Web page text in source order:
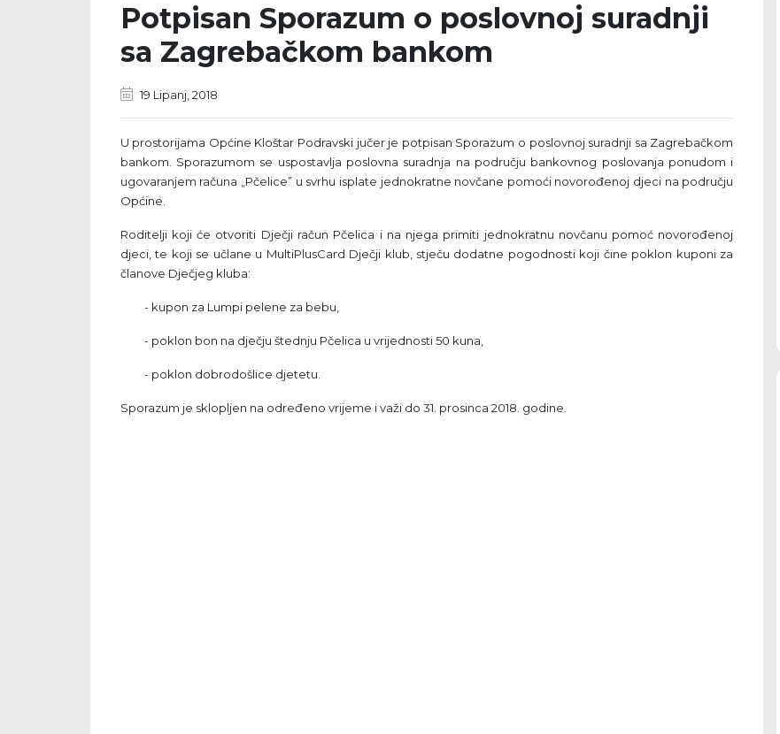
Potpisan Sporazum o poslovnoj suradnji
sa Zagrebačkom bankom
19 Lipanj, 2018
U prostorijama Općine Kloštar Podravski jučer je potpisan Sporazum o poslovnoj suradnji sa Zagrebačkom
bankom. Sporazumom se uspostavlja poslovna suradnja na području bankovnog poslovanja ponudom i
ugovaranjem računa „Pčelice” u svrhu isplate jednokratne novčane pomoći novorođenoj djeci na području
Općine.
Roditelji koji će otvoriti Dječji račun Pčelica i na njega primiti jednokratnu novčanu pomoć novorođenoj
djeci, te koji se učlane u MultiPlusCard Dječji klub, stječu dodatne pogodnosti koji čine poklon kuponi za
članove Dječjeg kluba:
- kupon za Lumpi pelene za bebu,
- poklon bon na dječju štednju Pčelica u vrijednosti 50 kuna,
- poklon dobrodošlice djetetu.
Sporazum je sklopljen na određeno vrijeme i važi do 31. prosinca 2018. godine.